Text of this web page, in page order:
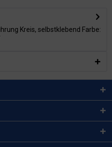
Kreis, selbstklebend Farbe: